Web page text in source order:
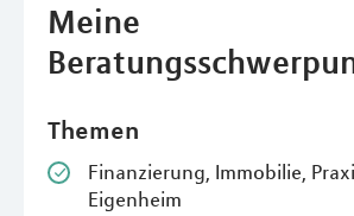
Meine
Themen
Finanzierung, Immobilie,
Eigenheim